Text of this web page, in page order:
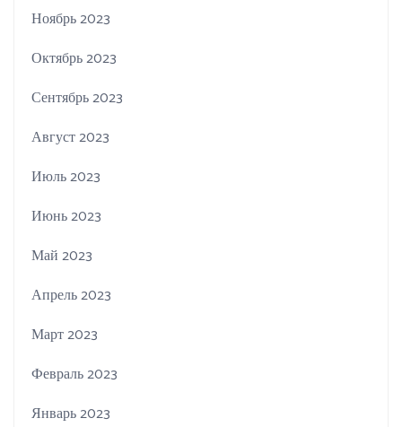
Ноябрь 2023
Октябрь 2023
Сентябрь 2023
Август 2023
Июль 2023
Июнь 2023
Май 2023
Апрель 2023
Март 2023
Февраль 2023
Январь 2023